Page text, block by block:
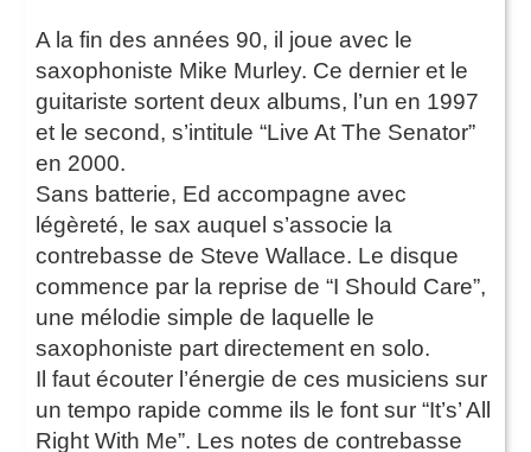
A la fin des années 90, il joue avec le
saxophoniste Mike Murley. Ce dernier et le
guitariste sortent deux albums, l’un en 1997
et le second, s’intitule “Live At The Senator”
en 2000.
Sans batterie, Ed accompagne avec
légèreté, le sax auquel s’associe la
contrebasse de Steve Wallace. Le disque
commence par la reprise de “I Should Care”,
une mélodie simple de laquelle le
saxophoniste part directement en solo.
Il faut écouter l’énergie de ces musiciens sur
un tempo rapide comme ils le font sur “It’s’ All
Right With Me”. Les notes de contrebasse